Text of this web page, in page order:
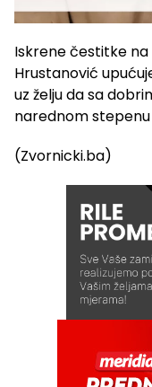
Iskrene čestitke
Hrustanović
uz želju da sa
narednom
(Zvornicki.ba)